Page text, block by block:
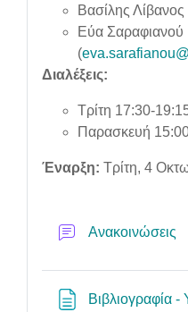
Βασίλης Λίβανος
Εύα Σαραφιανού
(
Διαλέξεις:
Τρίτη 17:30-
Παρασκευή
Έναρξη: Τρίτη, 4
Ανακοινώσεις
Βιβλιογραφία -